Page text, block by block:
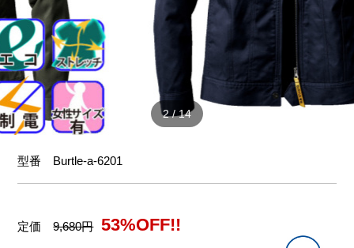
2/14
型番 Burtle-a-6201
定価9,680円 53%OFF!!